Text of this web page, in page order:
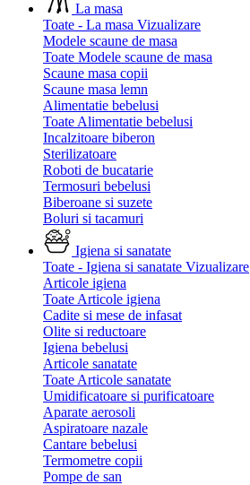
La masa
Toate - La masa Vizualizare
Modele scaune de masa
Toate Modele scaune de masa
Scaune masa copii
Scaune masa lemn
Alimentatie bebelusi
Toate Alimentatie bebelusi
Incalzitoare biberon
Sterilizatoare
Roboti de bucatarie
Termosuri bebelusi
Biberoane si suzete
Boluri si tacamuri
Igiena si sanatate
Toate - Igiena si sanatate Vizualizare
Articole igiena
Toate Articole igiena
Cadite si mese de infasat
Olite si reductoare
Igiena bebelusi
Articole sanatate
Toate Articole sanatate
Umidificatoare si purificatoare
Aparate aerosoli
Aspiratoare nazale
Cantare bebelusi
Termometre copii
Pompe de san